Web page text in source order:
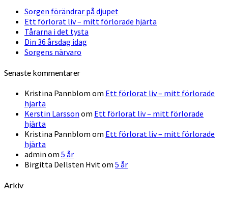
Sorgen förändrar på djupet
Ett förlorat liv – mitt förlorade hjärta
Tårarna i det tysta
Din 36 årsdag idag
Sorgens närvaro
Senaste kommentarer
Kristina Pannblom om Ett förlorat liv – mitt förlorade
hjärta
Kerstin Larsson om Ett förlorat liv – mitt förlorade
hjärta
Kristina Pannblom om Ett förlorat liv – mitt förlorade
hjärta
admin om 5 år
Birgitta Dellsten Hvitom 5 år
Arkiv